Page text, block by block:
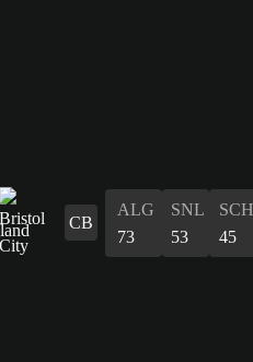
CB
ALG
73
SNL
53
SCH
45